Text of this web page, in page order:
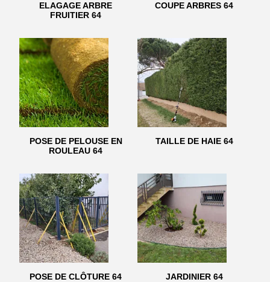
ELAGAGE ARBRE
FRUITIER 64
COUPE ARBRES 64
POSE DE PELOUSE EN
ROULEAU 64
TAILLE DE HAIE 64
POSE DE CLÔTURE 64 JARDINIER 64